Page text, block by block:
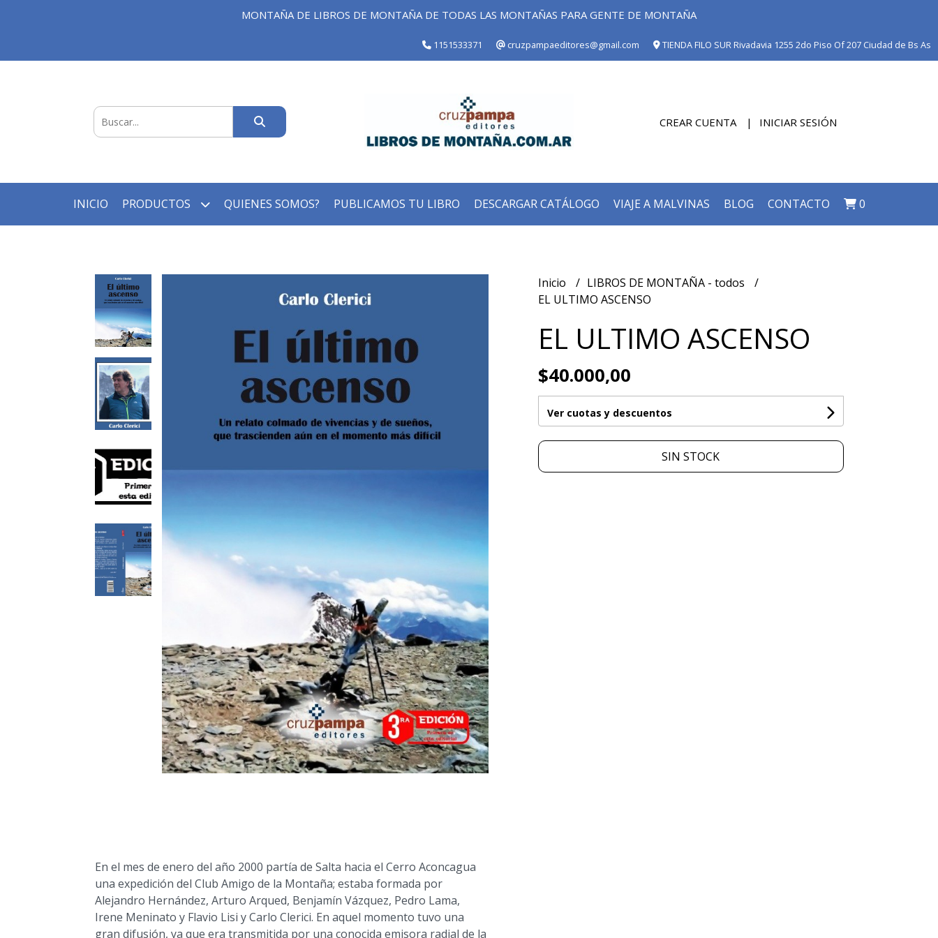
MONTAÑA DE LIBROS DE MONTAÑA DE TODAS LAS MONTAÑAS PARA GENTE DE MONTAÑA
1151533371 cruzpampaeditores@gmail.com TIENDA FILO SUR Rivadavia 1255 2do Piso Of 207 Ciudad de Bs As
CREAR CUENTA INICIAR SESIÓN
INICIO PRODUCTOS QUIENES SOMOS? PUBLICAMOS TU LIBRO DESCARGAR CATÁLOGO VIAJE A MALVINAS BLOG CONTACTO 0
En el mes de enero del año 2000 partía de Salta hacia el Cerro Aconcagua
una expedición del Club Amigo de la Montaña; estaba formada por
Alejandro Hernández, Arturo Arqued, Benjamín Vázquez, Pedro Lama,
Irene Meninato y Flavio Lisi y Carlo Clerici. En aquel momento tuvo una
gran difusión, ya que era transmitida por una conocida emisora radial de la
Inicio
LIBROS DE MONTAÑA - todos
EL ULTIMO ASCENSO
EL ULTIMO ASCENSO
$40.000,00
Ver cuotas y descuentos
SIN STOCK